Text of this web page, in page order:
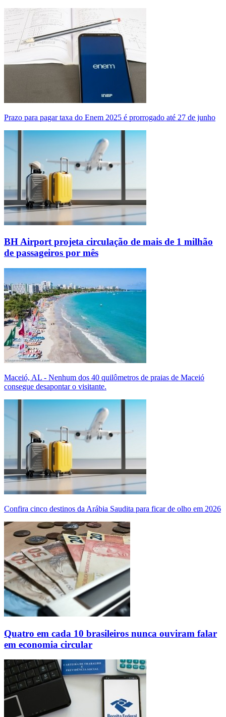
Prazo para pagar taxa do Enem 2025 é prorrogado até 27 de junho
BH Airport projeta circulação de mais de 1 milhão
de passageiros por mês
Maceió, AL - Nenhum dos 40 quilômetros de praias de Maceió
consegue desapontar o visitante.
Confira cinco destinos da Arábia Saudita para ficar de olho em 2026
Quatro em cada 10 brasileiros nunca ouviram falar
em economia circular